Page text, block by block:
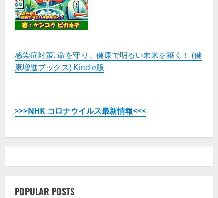
感染症対策: 命を守り、健康で明るい未来を築く！ (健
康増進ブックス) Kindle版
>>>NHK コロナウイルス最新情報<<<
POPULAR POSTS